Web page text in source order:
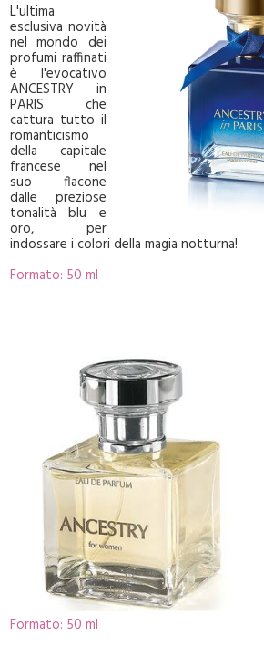
L'ultima
esclusiva novità
nel mondo dei
profumi raffinati
è l'evocativo
ANCESTRY in
PARIS che
cattura tutto il
romanticismo
della capitale
francese nel
suo flacone
dalle preziose
tonalità blu e
oro, per
indossare i colori della magia notturna!
Formato: 50 ml
Formato: 50 ml